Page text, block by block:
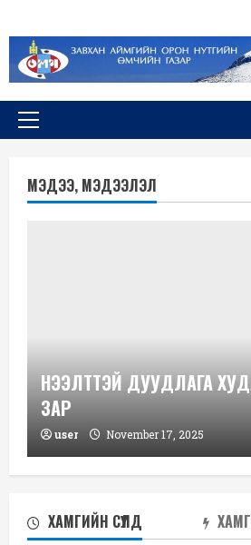
to
content
Primary
МЭДЭЭ, МЭДЭЭЛЭЛ
НЭЭЛТТЭЙ ДУУДЛАГА
ЗАР
user November 17, 2025
ХАМГИЙН СҮҮЛД